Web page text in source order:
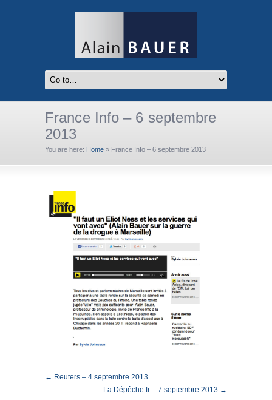
France Info – 6 septembre
2013
You are here: Home » France Info – 6 septembre 2013
← Reuters – 4 septembre 2013
La Dépêche.fr – 7 septembre 2013 →